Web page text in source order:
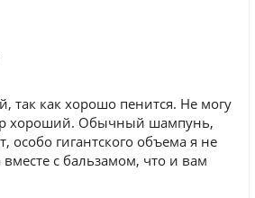
так как хорошо пенится. Не могу
хороший. Обычный шампунь,
особо гигантского объема я не
с бальзамом, что и вам